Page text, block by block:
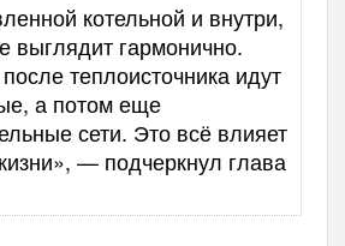
котельной и внутри,
выглядит гармонично.
теплоисточника идут
а потом еще
сети. Это всё влияет
— подчеркнул глава